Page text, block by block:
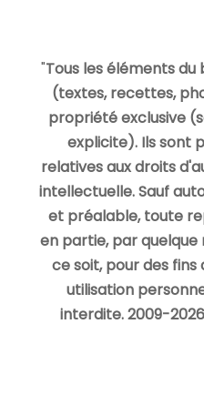
"Tous les éléments du
(textes, recettes,
propriété exclusive
explicite). Ils sont
relatives aux droits
intellectuelle. Sauf
et préalable, toute
en partie, par
ce soit, pour des
utilisation
interdite. 2009-2026